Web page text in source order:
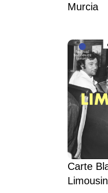
Murcia
Carte